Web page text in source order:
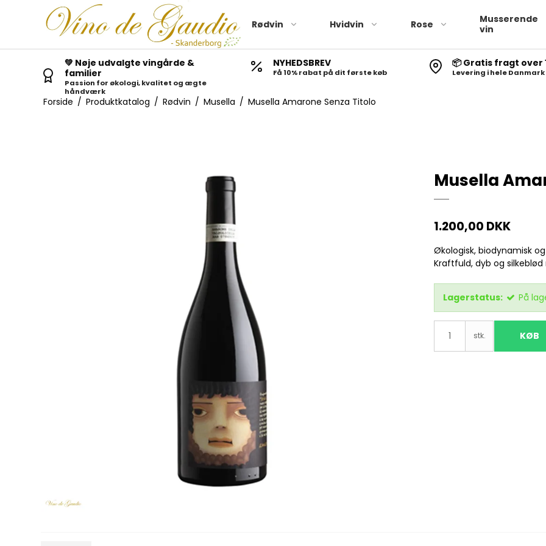
Rødvin Hvidvin Rose
Musserende
vin
💚 Nøje udvalgte vingårde &
familier
Passion for økologi, kvalitet og ægte
håndværk
NYHEDSBREV
Få 10% rabat på dit første køb
📦 Gratis fragt over
Levering i hele Danmark
Forside / Produktkatalog / Rødvin / Musella / Musella Amarone Senza Titolo
Musella
1.200,00 DKK
Økologisk, biodynamisk
Kraftfuld, dyb og
Lagerstatus: På
stk. KØB